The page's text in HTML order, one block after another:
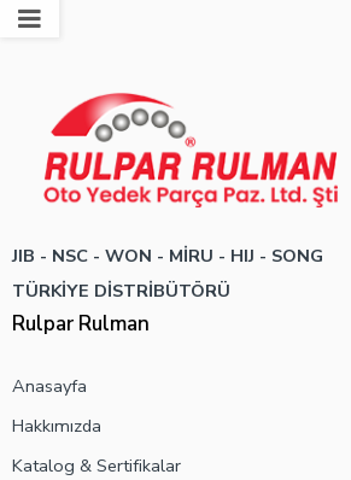
JIB - NSC - WON - MİRU - HIJ - SONG
TÜRKİYE DİSTRİBÜTÖRÜ
Rulpar Rulman
Anasayfa
Hakkımızda
Katalog & Sertifikalar